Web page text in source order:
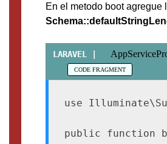
En el metodo boot agregue
use
public function